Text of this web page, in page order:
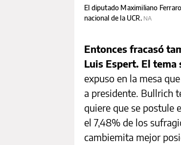
El diputado Maximiliano
nacional de la UCR. NA
Entonces fracasó
Luis Espert. El tema
expuso en la mesa
a presidente. Bullrich
quiere que se postule
el 7,48% de los
cambiemita mejor